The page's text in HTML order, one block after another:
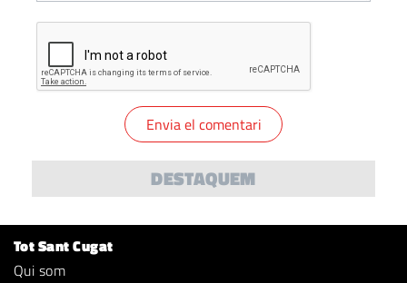
DESTAQUEM
Tot Sant Cugat
Qui som